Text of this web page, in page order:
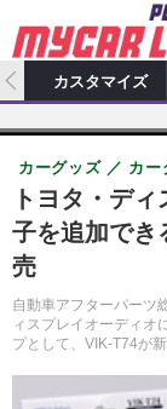
カーオーディオ
特集記
プロショッ
カーオーディオ
カスタマイズ
カスタマイズ
カスタマイズ
カーグッズ
カーグッズ特
自動車
スクー
カスタマイズ
トヨタ・デ
子を追加でき
売
自動車アフターパーツ
ィスプレイオーディオ
プとして、VIK-T74が新
カーグッズ カー